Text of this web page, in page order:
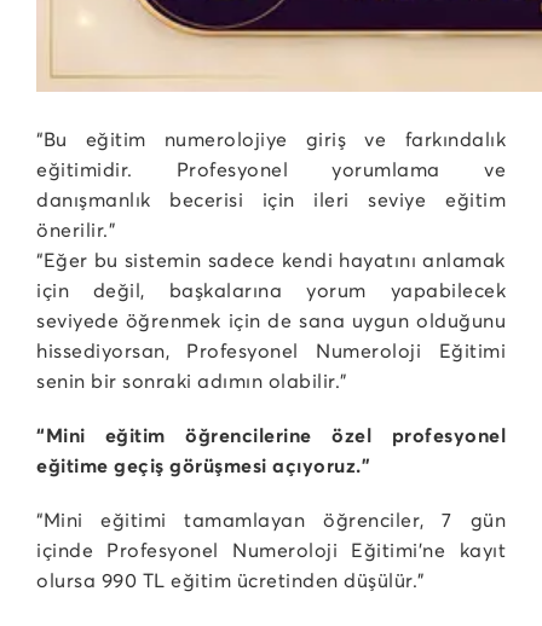
“Bu eğitim numerolojiye giriş ve farkındalık
eğitimidir. Profesyonel yorumlama ve
danışmanlık becerisi için ileri seviye eğitim
önerilir.”
“Eğer bu sistemin sadece kendi hayatını anlamak
için değil, başkalarına yorum yapabilecek
seviyede öğrenmek için de sana uygun olduğunu
hissediyorsan, Profesyonel Numeroloji Eğitimi
senin bir sonraki adımın olabilir.”
“Mini eğitim öğrencilerine özel profesyonel
eğitime geçiş görüşmesi açıyoruz.”
“Mini eğitimi tamamlayan öğrenciler, 7 gün
içinde Profesyonel Numeroloji Eğitimi’ne kayıt
olursa 990 TL eğitim ücretinden düşülür.”